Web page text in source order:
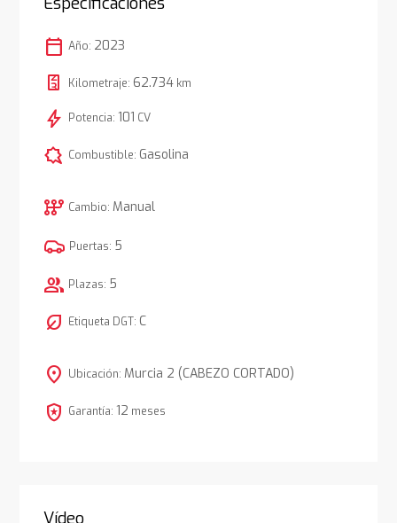
calendar_today Año: 2023
Kilometraje: 62.734km
bolt Potencia: 101 CV
comic_bubble Combustible: Gasolina
auto_transmission Cambio: Manual
Puertas: 5
group Plazas: 5
nest_eco_leaf Etiqueta DGT: C
location_on Ubicación: Murcia 2 (CABEZO CORTADO)
local_police Garantía: 12 meses
Vídeo